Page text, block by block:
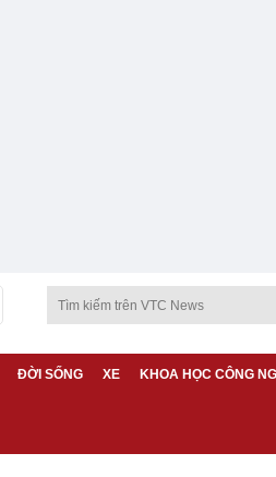
ĐỜI SỐNG XE KHOA HỌC CÔNG